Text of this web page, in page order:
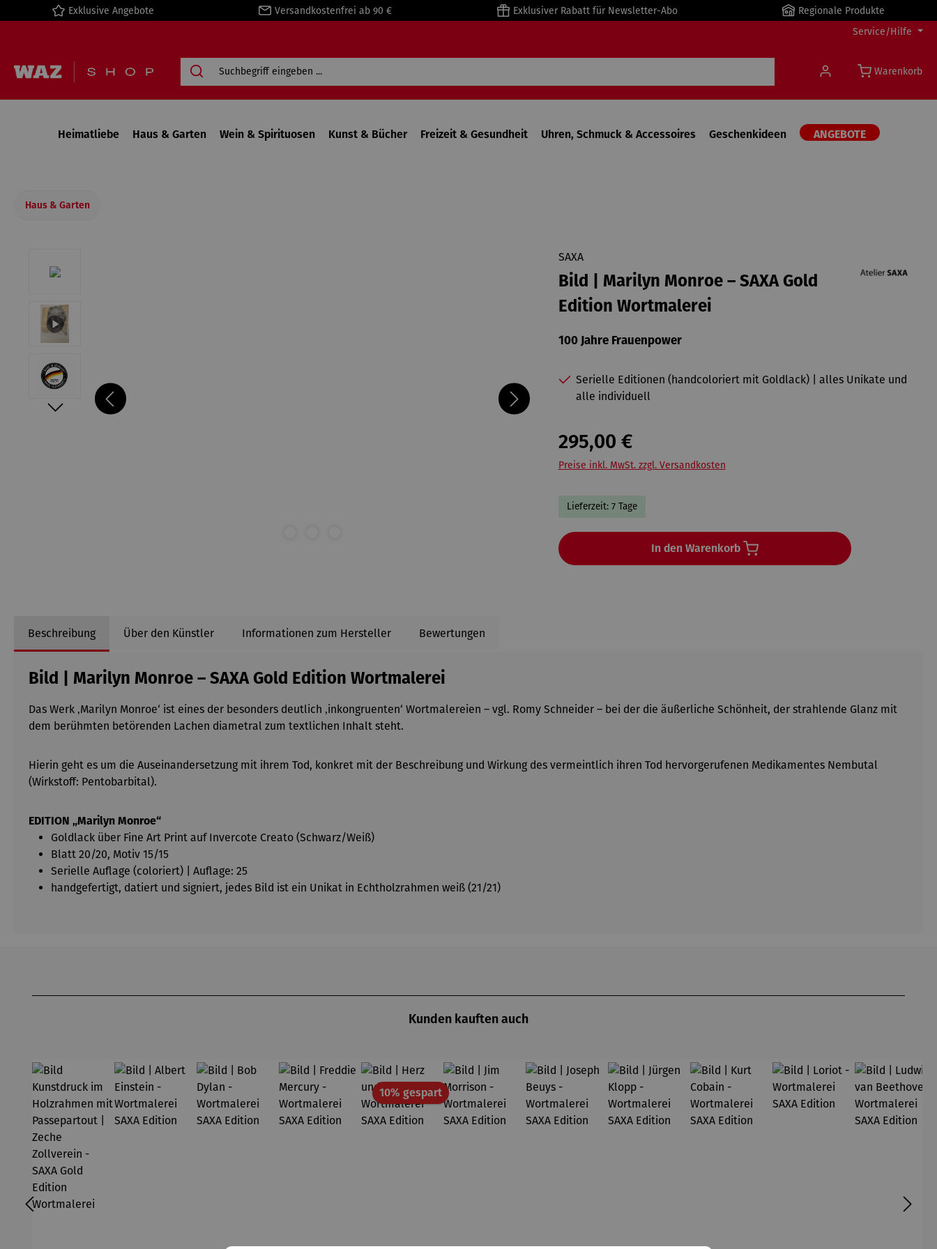
Zur Hauptnavigation springen
Exklusive Angebote Versandkostenfrei ab 90 € Exklusiver Rabatt für Newsletter-Abo
Regionale Produkte
Service/Hilfe
Warenkorb
Heimatliebe Haus & Garten Wein & Spirituosen Kunst & Bücher Freizeit & Gesundheit Uhren, Schmuck & Accessoires Geschenkideen ANGEBOTE
Haus & Garten
SAXA
Bild | Marilyn Monroe – SAXA Gold
Edition Wortmalerei
100 Jahre Frauenpower
Serielle Editionen (handcoloriert mit Goldlack) | alles Unikate und
alle individuell
295,00 €
Preise inkl. MwSt. zzgl. Versandkosten
Lieferzeit: 7 Tage
In den Warenkorb
Beschreibung Über den Künstler Informationen zum Hersteller Bewertungen
Bild | Marilyn Monroe – SAXA Gold Edition Wortmalerei
Das Werk ‚Marilyn Monroe‘ ist eines der besonders deutlich ‚inkongruenten‘ Wortmalereien – vgl. Romy Schneider – bei der die äußerliche Schönheit, der strahlende Glanz mit
dem berühmten betörenden Lachen diametral zum textlichen Inhalt steht.
Hierin geht es um die Auseinandersetzung mit ihrem Tod, konkret mit der Beschreibung und Wirkung des vermeintlich ihren Tod hervorgerufenen Medikamentes Nembutal
(Wirkstoff: Pentobarbital).
EDITION „Marilyn Monroe“
Goldlack über Fine Art Print auf Invercote Creato (Schwarz/Weiß)
Blatt 20/20, Motiv 15/15
Serielle Auflage (coloriert) | Auflage: 25
handgefertigt, datiert und signiert, jedes Bild ist ein Unikat in Echtholzrahmen weiß (21/21)
Kunden kauften auch
10% gespartRabatt